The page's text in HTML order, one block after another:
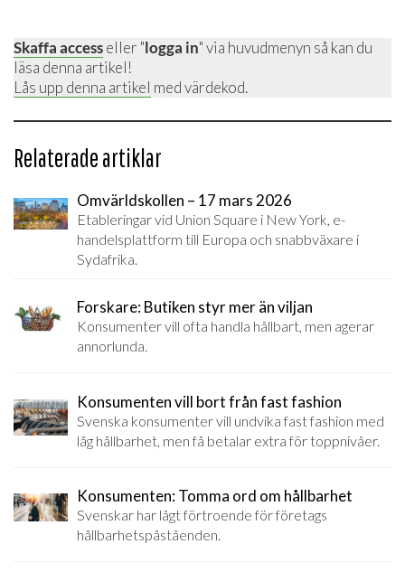
Skaffa accesseller "logga in" via huvudmenyn så kan du
läsa denna artikel!
Lås upp denna artikel med värdekod.
Relaterade artiklar
Omvärldskollen – 17 mars 2026
Etableringar vid Union Square i New York, e-
handelsplattform till Europa och snabbväxare i
Sydafrika.
Forskare: Butiken styr mer än viljan
Konsumenter vill ofta handla hållbart, men agerar
annorlunda.
Konsumenten vill bort från fast fashion
Svenska konsumenter vill undvika fast fashion med
låg hållbarhet, men få betalar extra för toppnivåer.
Konsumenten: Tomma ord om hållbarhet
Svenskar har lågt förtroende för företags
hållbarhetspåståenden.